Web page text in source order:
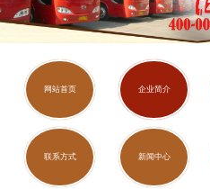
网站首页 企业简介
联系方式 新闻中心